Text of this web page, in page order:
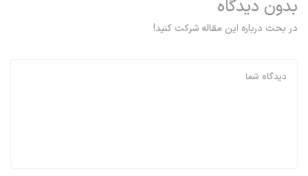
بدون دیدگاه
در بحث درباره این مقاله شرکت کنید!